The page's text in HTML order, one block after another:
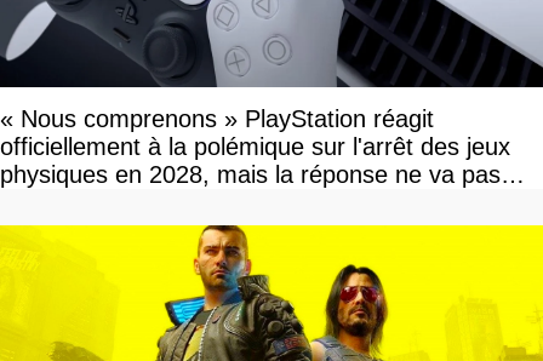
« Nous comprenons » PlayStation réagit
officiellement à la polémique sur l'arrêt des jeux
physiques en 2028, mais la réponse ne va pas